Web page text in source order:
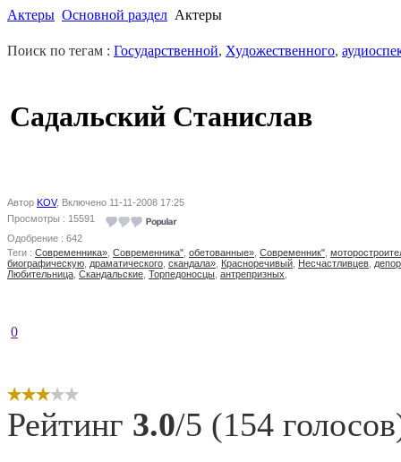
Актеры Основной раздел Актеры
Поиск по тегам : Государственной, Художественного,
Садальский Станислав
Автор KOV, Включено 11-11-2008 17:25
Просмотры : 15591
Одобрение : 642
Теги : Современника» Современника" обетованные» Современник"
биографическую драматического скандала» Красноречивый Несчастливцев
Любительница Скандальские Торпедоносцы антрепризных
0
Рейтинг 3.0/5 (154